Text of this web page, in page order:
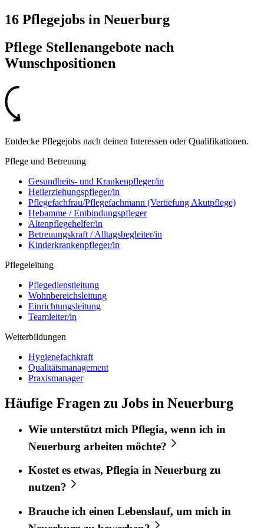
16 Pflegejobs in Neuerburg
Pflege Stellenangebote nach
Wunschpositionen
Entdecke Pflegejobs nach deinen Interessen oder Qualifikationen.
Pflege und Betreuung
Gesundheits- und Krankenpfleger/in
Heilerziehungspfleger/in
Pflegefachfrau/Pflegefachmann (Vertiefung Akutpflege)
Hebamme / Entbindungspfleger
Altenpflegehelfer/in
Betreuungskraft / Alltagsbegleiter/in
Kinderkrankenpfleger/in
Pflegeleitung
Pflegedienstleitung
Wohnbereichsleitung
Einrichtungsleitung
Teamleiter/in
Weiterbildungen
Hygienefachkraft
Qualitätsmanagement
Praxismanager
Häufige Fragen zu Jobs in Neuerburg
Wie unterstützt mich Pflegia, wenn ich in
Neuerburg arbeiten möchte?
Kostet es etwas, Pflegia in Neuerburg zu
nutzen?
Brauche ich einen Lebenslauf, um mich in